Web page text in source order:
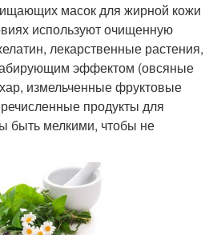
Медово-желтковые
маски
Черная маска
Маска от черных точек
масок для жирной кожи
используют очищенную
лекарственные растения,
эффектом (овсяные
измельченные фруктовые
продукты для
быть мелкими, чтобы не